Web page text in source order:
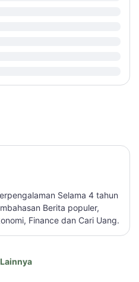
Selama 4 tahun
Berita populer,
Finance dan Cari Uang.